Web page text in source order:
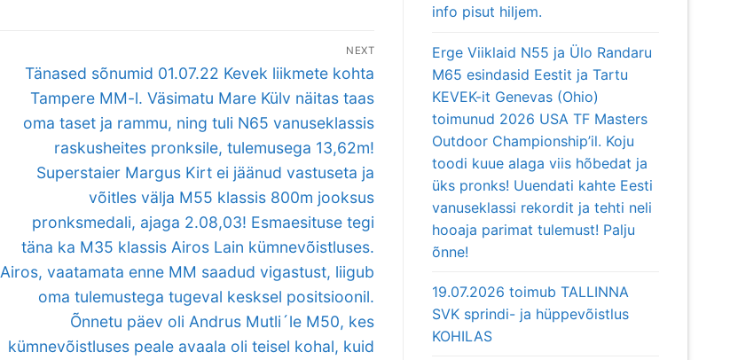
NEXT
Next
post:
Tänased sõnumid 01.07.22 Kevek liikmete kohta
Tampere MM-l. Väsimatu Mare Külv näitas taas
oma taset ja rammu, ning tuli N65 vanuseklassis
raskusheites pronksile, tulemusega 13,62m!
Superstaier Margus Kirt ei jäänud vastuseta ja
võitles välja M55 klassis 800m jooksus
pronksmedali, ajaga 2.08,03! Esmaesituse tegi
täna ka M35 klassis Airos Lain kümnevõistluses.
Airos, vaatamata enne MM saadud vigastust, liigub
oma tulemustega tugeval kesksel positsioonil.
Õnnetu päev oli Andrus Mutli´le M50, kes
kümnevõistluses peale avaala oli teisel kohal, kuid
info pisut hiljem.
Erge Viiklaid N55 ja Ülo Randaru
M65 esindasid Eestit ja Tartu
KEVEK-it Genevas (Ohio)
toimunud 2026 USA TF Masters
Outdoor Championship’il. Koju
toodi kuue alaga viis hõbedat ja
üks pronks! Uuendati kahte Eesti
vanuseklassi rekordit ja tehti neli
hooaja parimat tulemust! Palju
õnne!
19.07.2026 toimub TALLINNA
SVK sprindi- ja hüppevõistlus
KOHILAS